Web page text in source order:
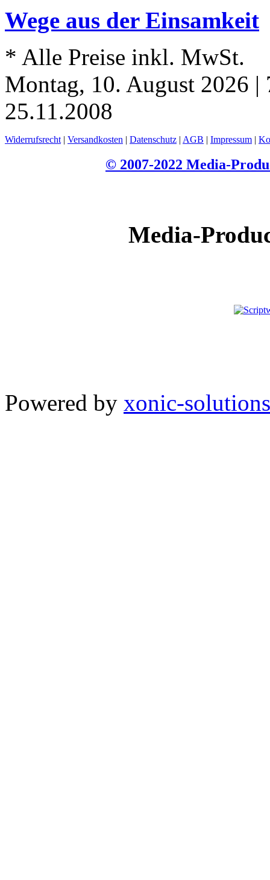
Wege aus der Einsamkeit
* Alle Preise inkl. MwSt.
Montag, 10. August 2026
25.11.2008
Widerrufsrecht | Versandkosten | Datenschutz | AGB | Impressum |
© 2007-2022 Media-
Media-
Powered by xonic-